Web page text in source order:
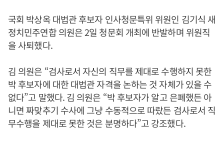
국회 박상옥 대법관 후보자 인사청문특위 위원인 김기식 새
정치민주연합 의원은 2일 청문회 개최에 반발하며 위원직
을 사퇴했다.
김 의원은 “검사로서 자신의 직무를 제대로 수행하지 못한
박 후보자에 대한 대법관 자격을 논하는 것 자체가 있을 수
없다”고 말했다. 김 의원은 “박 후보자가 알고 은폐했든 아
니면 짜맞추기 수사에 그냥 수동적으로 따랐든 검사로서 직
무수행을 제대로 못한 것은 분명하다”고 강조했다.